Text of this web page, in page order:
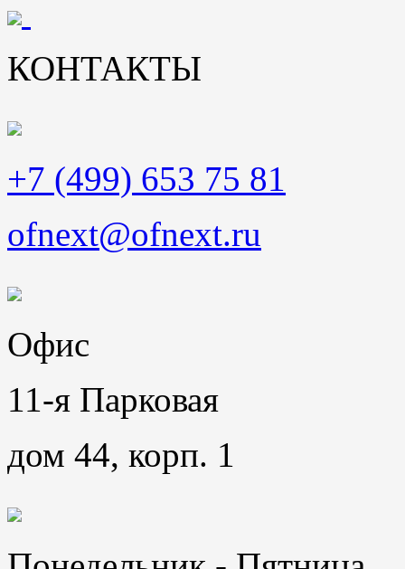
КОНТАКТЫ
+7 (499) 653 75 81
ofnext@ofnext.ru
Офис
11-я Парковая
дом 44, корп. 1